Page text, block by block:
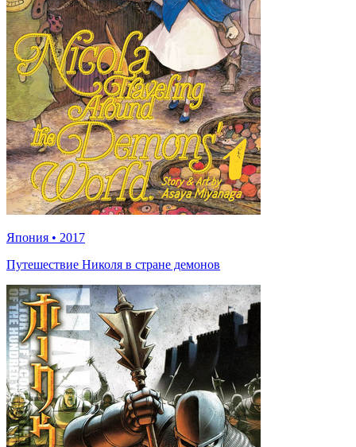
Япония • 2017
Путешествие Николя в стране демонов